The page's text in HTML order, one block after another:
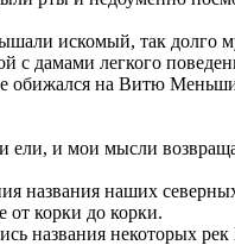
искомый, так долго
дамами легкого
на Витю
и мои мысли
названия наших
от корки до корки.
названия некоторых